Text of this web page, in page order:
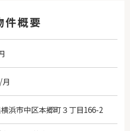
件概要
横浜市中区本郷町３丁目166-2